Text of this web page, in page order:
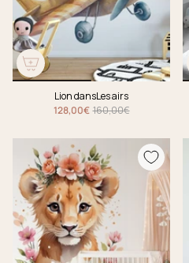
Lion dansLes airs
128,00€ 160,00€